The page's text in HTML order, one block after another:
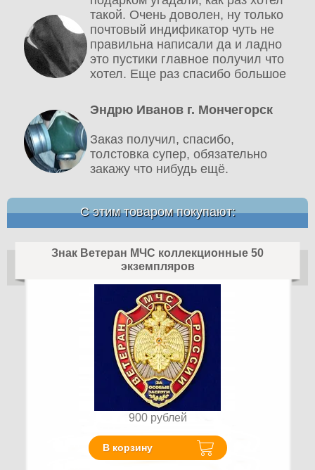
такой. Очень доволен, ну только
почтовый индификатор чуть не
правильна написали да и ладно
это пустики главное получил что
хотел. Еще раз спасибо большое
Эндрю Иванов г. Мончегорск
Заказ получил, спасибо,
толстовка супер, обязательно
закажу что нибудь ещё.
С этим товаром покупают:
Знак Ветеран МЧС коллекционные 50
экземпляров
900 рублей
В корзину